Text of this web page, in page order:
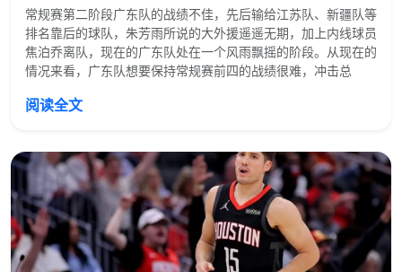
常规赛第二阶段广东队的战绩不佳，先后输给江苏队、新疆队等
排名靠后的球队，朱芳雨所说的大外援遥遥无期，加上内线球员
焦泊乔离队，现在的广东队处在一个风雨飘摇的阶段。从现在的
情况来看，广东队想要保持常规赛前四的战绩很难，冲击总
阅读全文